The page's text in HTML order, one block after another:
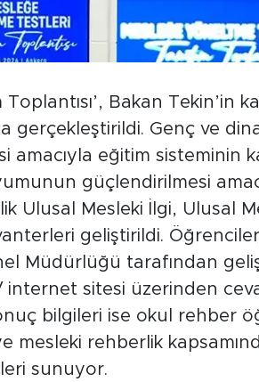
Bakan Tekin’in
gerçekleştirildi. Genç ve
eğitim sisteminin
güçlendirilmesi
Ulusal Mesleki İlgi, Ulusal
geliştirildi.
Müdürlüğü tarafından
sitesi üzerinden
bilgileri ise okul rehber
mesleki rehberlik
sunuyor.